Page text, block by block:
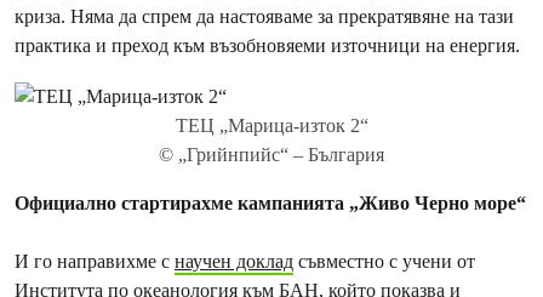
криза. Няма да спрем да настояваме за прекратявяне на тази
практика и преход към възобновяеми източници на енергия.
ТЕЦ „Марица-изток 2“
© „Грийнпийс“ – България
Официално стартирахме кампанията „Живо Черно море“
И го направихме с научен доклад съвместно с учени от
Института по океанология към БАН, който показва и